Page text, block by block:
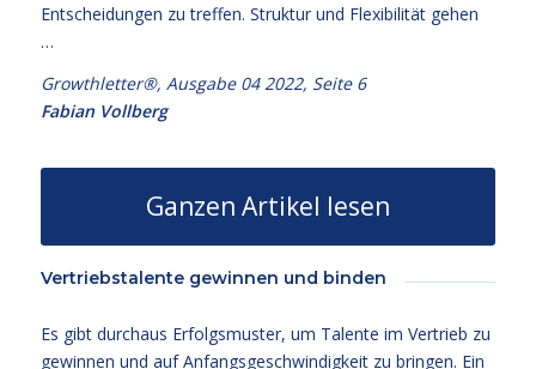
Entscheidungen zu treffen. Struktur und Flexibilität gehen
…
Growthletter®, Ausgabe 04 2022, Seite 6
Fabian Vollberg
Ganzen Artikel lesen
Vertriebstalente gewinnen und binden
Es gibt durchaus Erfolgsmuster, um Talente im Vertrieb zu
gewinnen und auf Anfangsgeschwindigkeit zu bringen. Ein